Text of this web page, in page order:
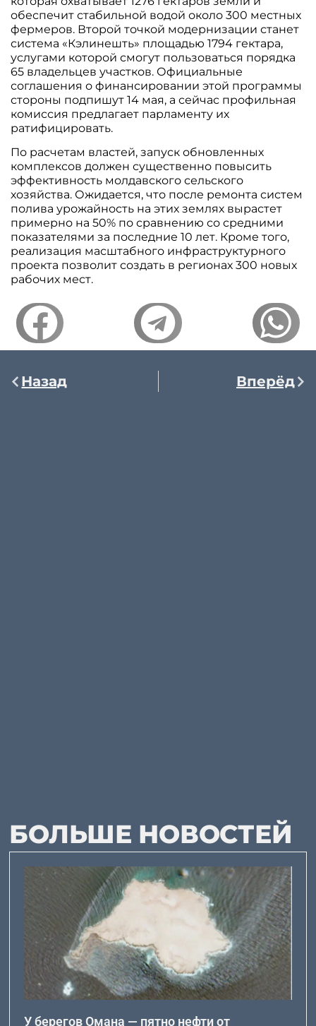
обеспечит стабильной водой около 300 местных
фермеров. Второй точкой модернизации станет
система «Кэлинешть» площадью 1794 гектара,
услугами которой смогут пользоваться порядка
65 владельцев участков. Официальные
соглашения о финансировании этой программы
стороны подпишут 14 мая, а сейчас профильная
комиссия предлагает парламенту их
ратифицировать.
По расчетам властей, запуск обновленных
комплексов должен существенно повысить
эффективность молдавского сельского
хозяйства. Ожидается, что после ремонта систем
полива урожайность на этих землях вырастет
примерно на 50% по сравнению со средними
показателями за последние 10 лет. Кроме того,
реализация масштабного инфраструктурного
проекта позволит создать в регионах 300 новых
рабочих мест.
Назад Вперёд
БОЛЬШЕ НОВОСТЕЙ
У берегов Омана — пятно нефти от